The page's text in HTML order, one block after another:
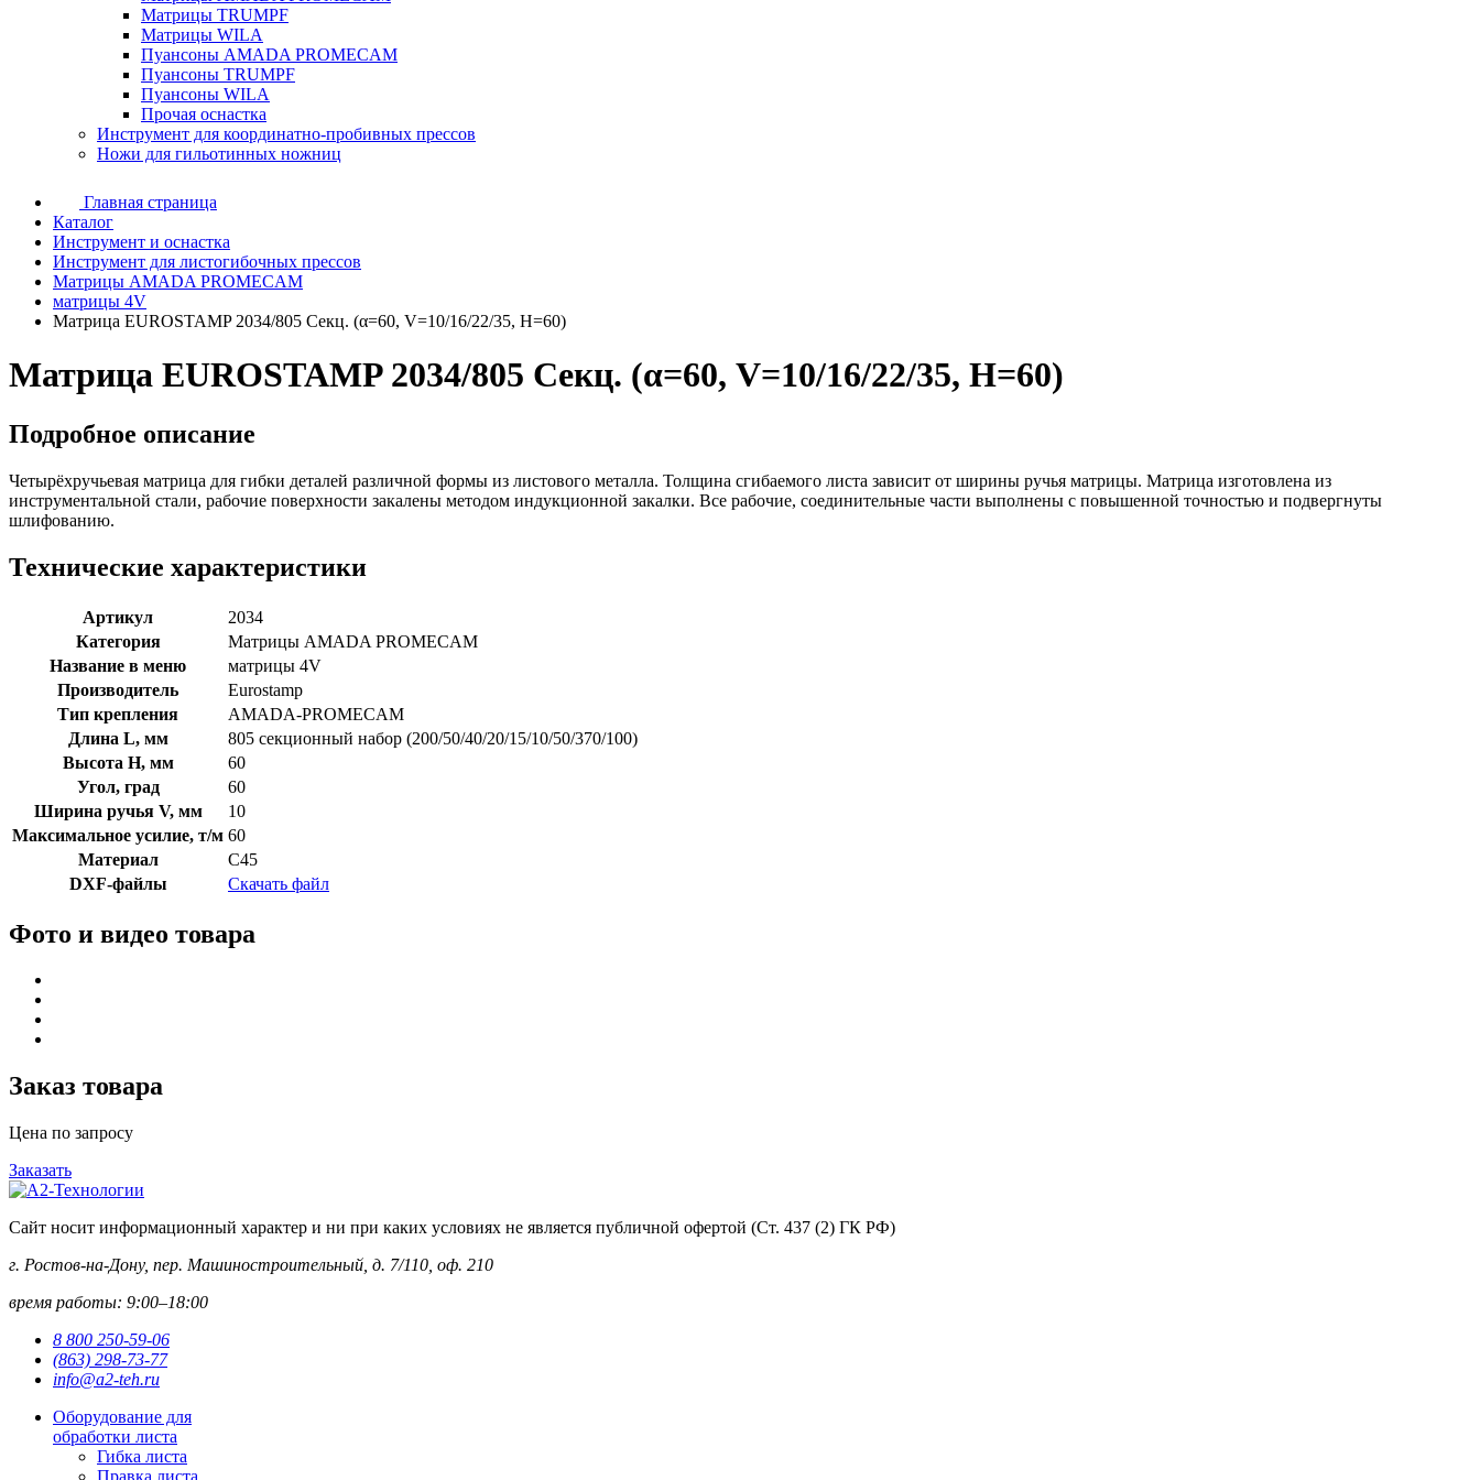
Матрицы TRUMPF
Матрицы WILA
Пуансоны AMADA PROMECAM
Пуансоны TRUMPF
Пуансоны WILA
Прочая оснастка
Инструмент для координатно-пробивных прессов
Ножи для гильотинных ножниц
Главная страница
Каталог
Инструмент и оснастка
Инструмент для листогибочных прессов
Матрицы AMADA PROMECAM
матрицы 4V
Матрица EUROSTAMP 2034/805 Секц. (α=60, V=10/16/22/35, H=60)
Матрица EUROSTAMP 2034/805 Секц. (α=60, V=10/16/22/35, H=60)
Подробное описание
Четырёхручьевая матрица для гибки деталей различной формы из листового металла. Толщина сгибаемого листа зависит от ширины ручья матрицы. Матрица изготовлена из
инструментальной стали, рабочие поверхности закалены методом индукционной закалки. Все рабочие, соединительные части выполнены с повышенной точностью и подвергнуты
шлифованию.
Технические характеристики
Артикул
2034
Категория
Матрицы AMADA PROMECAM
Название в меню
матрицы 4V
Производитель
Eurostamp
Тип крепления
AMADA-PROMECAM
Длина L, мм
805 секционный набор (200/50/40/20/15/10/50/370/100)
Высота H, мм
60
Угол, град
60
Ширина ручья V, мм
10
Максимальное усилие, т/м 60
Материал
C45
DXF-файлы
Скачать файл
Фото и видео товара
Заказ товара
Цена по запросу
Заказать
Сайт носит информационный характер и ни при каких условиях не является публичной офертой (Ст. 437 (2) ГК РФ)
г. Ростов-на-Дону, пер. Машиностроительный, д. 7/110, оф. 210
время работы: 9:00–18:00
8 800 250-59-06
(863) 298-73-77
info@a2-teh.ru
Оборудование для
обработки листа
Гибка листа